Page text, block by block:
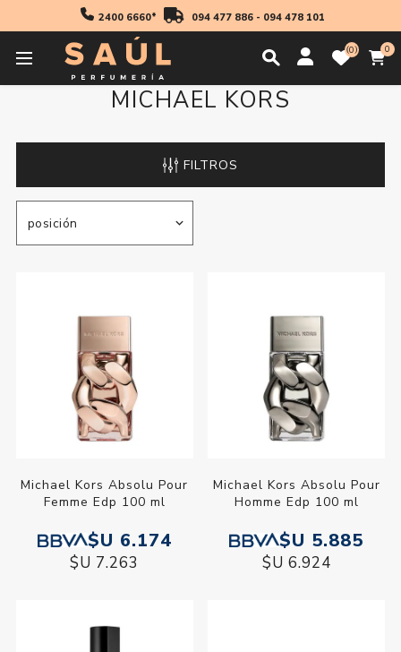
2400 6660* 094 477 886- 094 478 101
0 0
MICHAEL KORS
FILTROS
Michael Kors Absolu Pour
Femme Edp 100 ml
$U 6.174
$U 7.263
Michael Kors Absolu Pour
Homme Edp 100 ml
$U 5.885
$U 6.924